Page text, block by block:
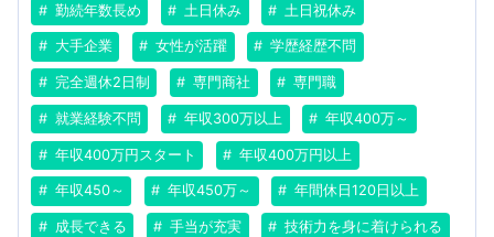
勤続年数長め 土日休み 土日祝休み
大手企業 女性が活躍 学歴経歴不問
完全週休2日制 専門商社 専門職
就業経験不問 年収300万以上 年収400万～
年収400万円スタート 年収400万円以上
年収450～ 年収450万～ 年間休日120日以上
成長できる 手当が充実 技術力を身に着けられる